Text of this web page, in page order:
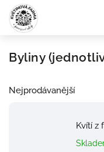
Byliny
Nejprodávanější
Kvítí z